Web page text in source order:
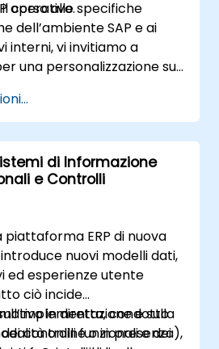
operativo.
corso alle specifiche
dell’ambiente SAP e ai
interni, vi invitiamo a
una personalizzazione su
di Informazione
e Controlli
piattaforma ERP di nuova
nuovi modelli dati,
ed esperienze utente
ciò incide
e sulla
controlli funzionali e dei
in diretta, condotto
online o in presenza),